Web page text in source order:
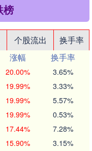
榜
个股流出
换手率
涨幅
换手率
20.00% 3.65%
19.99% 3.33%
19.99% 5.57%
19.99% 0.53%
17.44% 7.28%
15.90% 3.15%